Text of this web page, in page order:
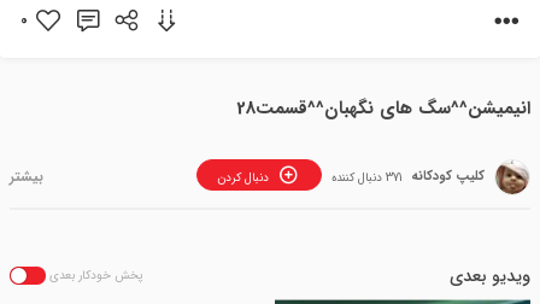
0
انیمیشن^^سگ های نگهبان^^قسمت28
کلیپ کودکانه دنبال کردن 371 دنبال کننده
ویدیو بعدی پخش خودکار بعدی